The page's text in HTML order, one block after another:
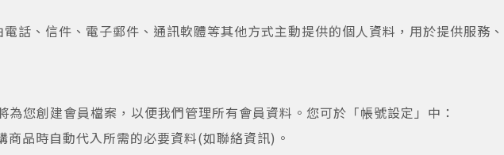
話、信件、電子郵件、通訊軟體等其他方式主動提供的個人資料，用於提供服務
您創建會員檔案，以便我們管理所有會員資料。您可於「帳號設定」中：
商品時自動代入所需的必要資料(如聯絡資訊)。